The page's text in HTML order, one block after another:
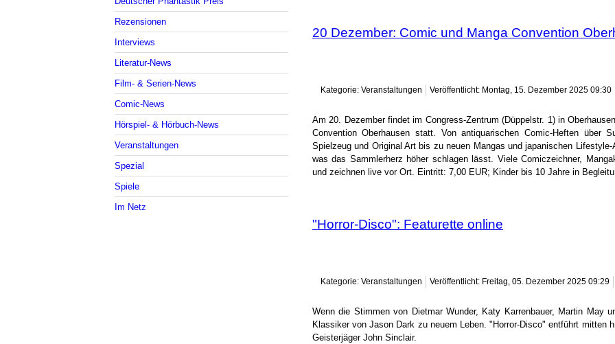
Rezensionen
Interviews
Literatur-News
Film- & Serien-News
Comic-News
Hörspiel- & Hörbuch-News
Veranstaltungen
Spezial
Spiele
Im Netz
20 Dezember: Comic und Manga Convention
Kategorie: Veranstaltungen Veröffentlicht: Montag, 15. Dezember 2025 09:30
Am 20. Dezember findet im Congress-Zentrum (Düppelstr. 1) in
Convention Oberhausen statt. Von antiquarischen Comic-Heften über
Spielzeug und Original Art bis zu neuen Mangas und japanischen
was das Sammlerherz höher schlagen lässt. Viele Comiczeichner,
und zeichnen live vor Ort. Eintritt: 7,00 EUR; Kinder bis 10 Jahre in
"Horror-Disco": Featurette online
Kategorie: Veranstaltungen Veröffentlicht: Freitag, 05. Dezember 2025 09:29
Wenn die Stimmen von Dietmar Wunder, Katy Karrenbauer, Martin May
Klassiker von Jason Dark zu neuem Leben. "Horror-Disco" entführt mitten
Geisterjäger John Sinclair.